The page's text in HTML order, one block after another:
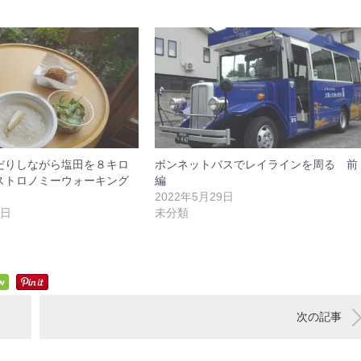
りしながら塩田を８キロ
ロノミーウォーキング
ボンネットバスでレイラインを周る 前
編
2022年5月29日
未分類
次の記事